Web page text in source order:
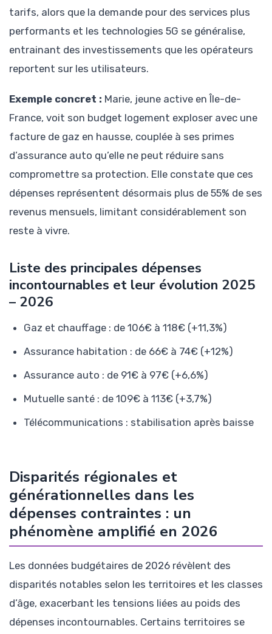
tarifs, alors que la demande pour des services plus
performants et les technologies 5G se généralise,
entrainant des investissements que les opérateurs
reportent sur les utilisateurs.
Exemple concret : Marie, jeune active en Île-de-
France, voit son budget logement exploser avec une
facture de gaz en hausse, couplée à ses primes
d’assurance auto qu’elle ne peut réduire sans
compromettre sa protection. Elle constate que ces
dépenses représentent désormais plus de 55% de ses
revenus mensuels, limitant considérablement son
reste à vivre.
Liste des principales dépenses
incontournables et leur évolution 2025
– 2026
Gaz et chauffage : de 106€ à 118€ (+11,3%)
Assurance habitation : de 66€ à 74€ (+12%)
Assurance auto : de 91€ à 97€ (+6,6%)
Mutuelle santé : de 109€ à 113€ (+3,7%)
Télécommunications : stabilisation après baisse
Disparités régionales et
générationnelles dans les
dépenses contraintes : un
phénomène amplifié en 2026
Les données budgétaires de 2026 révèlent des
disparités notables selon les territoires et les classes
d’âge, exacerbant les tensions liées au poids des
dépenses incontournables. Certains territoires se